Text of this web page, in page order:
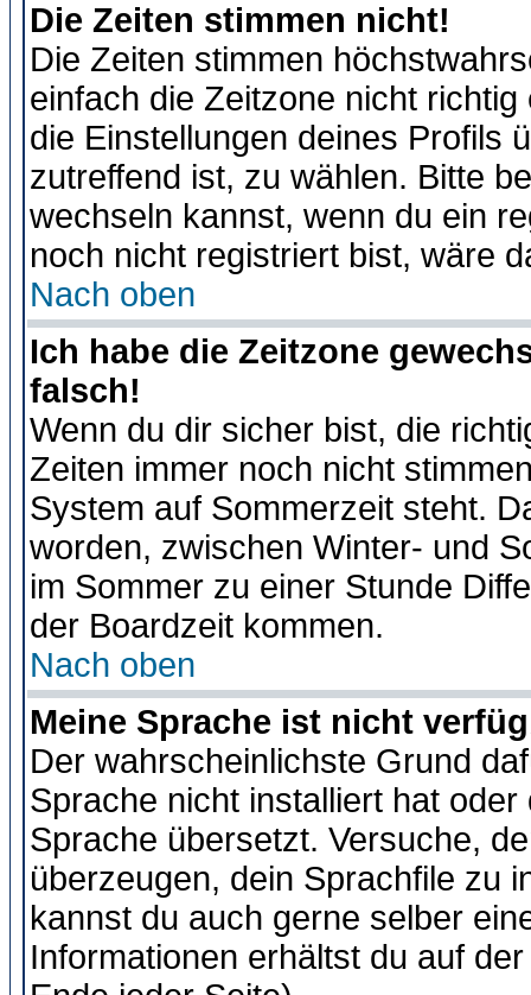
Die Zeiten stimmen nicht!
Die Zeiten stimmen
einfach die Zeitzone nicht
die Einstellungen deines Profils
zutreffend ist, zu wählen. Bitte
wechseln kannst, wenn du ein
noch nicht registriert bist, wäre
Nach oben
Ich habe die Zeitzone
falsch!
Wenn du dir sicher bist, die
Zeiten immer noch nicht
System auf Sommerzeit steht.
worden, zwischen Winter- und
im Sommer zu einer Stunde
der Boardzeit kommen.
Nach oben
Meine Sprache ist nicht
Der wahrscheinlichste Grund
Sprache nicht installiert hat
Sprache übersetzt. Versuche,
überzeugen, dein Sprachfile zu
kannst du auch gerne selber
Informationen erhältst du auf